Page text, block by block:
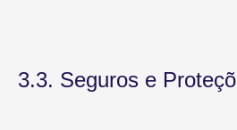
3.3. Seguros e